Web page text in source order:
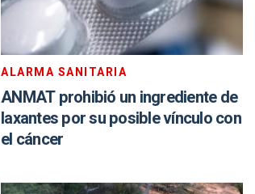
ALARMA SANITARIA
ANMAT prohibió un ingrediente de
laxantes por su posible vínculo con
el cáncer